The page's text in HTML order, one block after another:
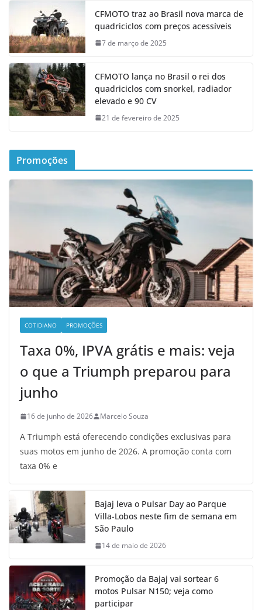
CFMOTO traz ao Brasil nova marca de
quadriciclos com preços acessíveis
7 de março de 2025
CFMOTO lança no Brasil o rei dos
quadriciclos com snorkel, radiador
elevado e 90 CV
21 de fevereiro de 2025
Promoções
COTIDIANO PROMOÇÕES
Taxa 0%, IPVA grátis e mais: veja
o que a Triumph preparou para
junho
16 de junho de 2026 Marcelo Souza
A Triumph está oferecendo condições exclusivas para
suas motos em junho de 2026. A promoção conta com
taxa 0% e
Bajaj leva o Pulsar Day ao Parque
Villa-Lobos neste fim de semana em
São Paulo
14 de maio de 2026
Promoção da Bajaj vai sortear 6
motos Pulsar N150; veja como
participar